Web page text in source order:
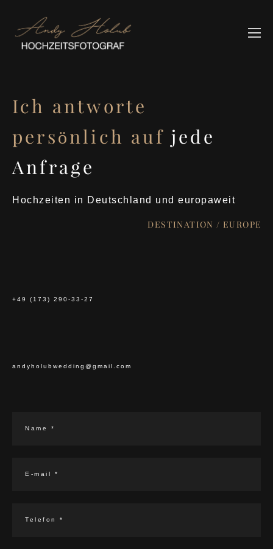
Ich antworte
persönlich auf jede
Anfrage
Hochzeiten in Deutschland und europaweit
DESTINATION / EUROPE
+49 (173) 290-33-27
andyholubwedding@gmail.com
Name *
E-mail *
Telefon *